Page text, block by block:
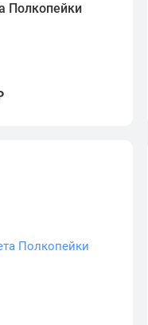
Полкопейки